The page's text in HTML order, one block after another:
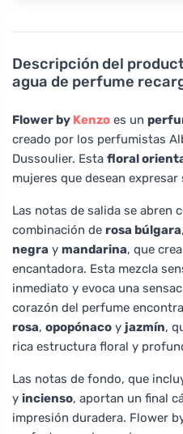
Descripción del
agua de perfume
Flower by Kenzo es un
creado por los perfumistas
Dussoulier. Esta floral
mujeres que desean
Las notas de salida se abren
combinación de rosa búlgara,
negra y mandarina, que
encantadora. Esta mezcla
inmediato y evoca una
corazón del perfume
rosa, opopónaco y jazmín,
rica estructura floral y
Las notas de fondo, que
y incienso, aportan un final
impresión duradera. Flower